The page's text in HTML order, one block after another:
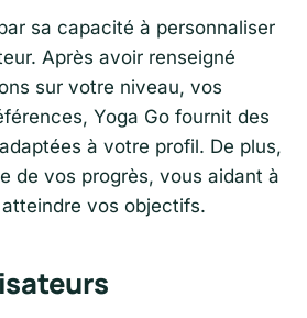
sa capacité à personnaliser
Après avoir renseigné
sur votre niveau, vos
Yoga Go fournit des
à votre profil. De plus,
de vos progrès, vous aidant à
vos objectifs.